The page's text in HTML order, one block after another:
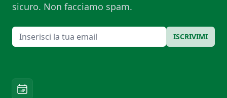
sicuro. Non facciamo spam.
Email ISCRIVIMI